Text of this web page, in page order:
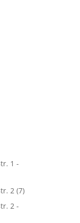
1 -
2 (7)
2 -